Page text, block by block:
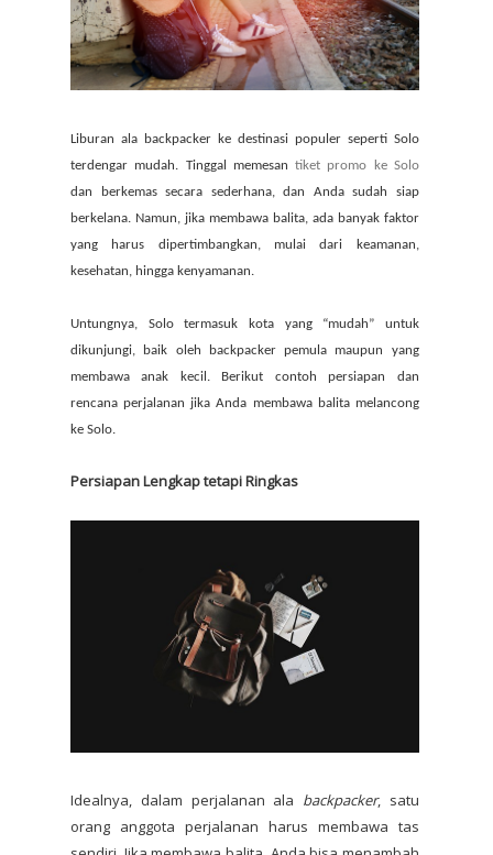
Liburan ala backpacker ke destinasi populer seperti Solo
terdengar mudah. Tinggal memesantiket promo ke Solo
dan berkemas secara sederhana, dan Anda sudah siap
berkelana. Namun, jika membawa balita, ada banyak faktor
yang harus dipertimbangkan, mulai dari keamanan,
kesehatan, hingga kenyamanan.
Untungnya, Solo termasuk kota yang “mudah” untuk
dikunjungi, baik oleh backpacker pemula maupun yang
membawa anak kecil. Berikut contoh persiapan dan
rencana perjalanan jika Anda membawa balita melancong
ke Solo.
Persiapan Lengkap tetapi Ringkas
Idealnya, dalam perjalanan ala backpacker, satu
orang anggota perjalanan harus membawa tas